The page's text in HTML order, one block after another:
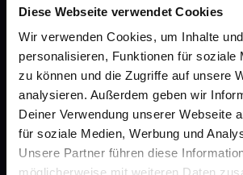
Diese Webseite verwendet Cookies
Wir verwenden Cookies, um Inhalte
personalisieren, Funktionen für soziale
zu können und die Zugriffe auf unsere
analysieren. Außerdem geben wir
Deiner Verwendung unserer Webseite
für soziale Medien, Werbung und
Unsere Partner führen diese
Über uns
Karriere